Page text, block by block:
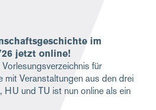
im
jetzt online!
für
Veranstaltungen aus den drei
HU und TU ist nun online als ein